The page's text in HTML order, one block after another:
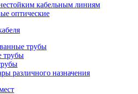
кабельным линиям
оптические
трубы
трубы
различного назначения